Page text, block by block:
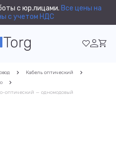
с юр.лицами. Все цены на
с учетом НДС
Кабель оптический
оптический — одномодовый